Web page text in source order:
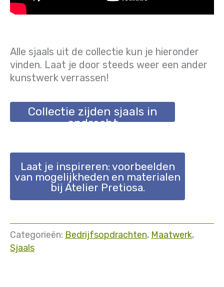
Alle sjaals uit de collectie kun je hieronder
vinden. Laat je door steeds weer een ander
kunstwerk verrassen!
Collectie zijden sjaals in
opdracht
Laat je inspireren: voorbeelden
van mogelijkheden en materialen
bij Atelier Pretiosa.
Categorieën: Bedrijfsopdrachten, Maatwerk,
Sjaals